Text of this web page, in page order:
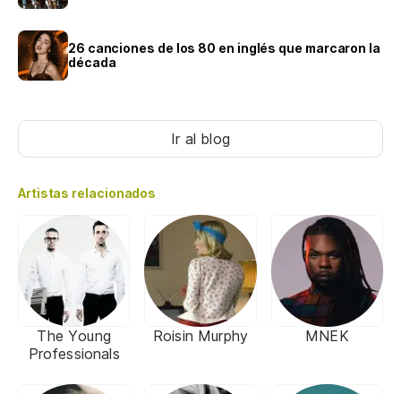
26 canciones de los 80 en inglés que marcaron la
década
Ir al blog
Artistas relacionados
The Young
Professionals
Roisin Murphy MNEK